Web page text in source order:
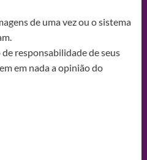
de uma vez ou o sistema
responsabilidade de seus
em nada a opinião do